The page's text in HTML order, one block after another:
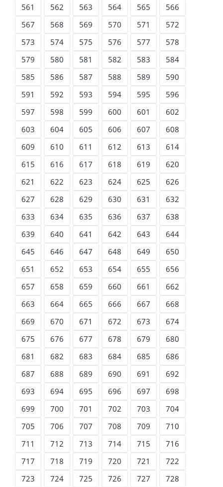
561
562 563 564 565
566
567
568 569 570 571
572
573
574 575 576 577
578
579
580 581 582 583
584
585
586 587 588 589
590
591
592 593 594 595
596
597
598 599 600 601
602
603
604 605 606 607
608
609
610 611 612 613
614
615
616 617 618 619
620
621
622 623 624 625
626
627
628 629 630 631
632
633
634 635 636 637
638
639
640 641 642 643
644
645
646 647 648 649
650
651
652 653 654 655
656
657
658 659 660 661
662
663
664 665 666 667
668
669
670 671 672 673
674
675
676 677 678 679
680
681
682 683 684 685
686
687
688 689 690 691
692
693
694 695 696 697
698
699
700 701 702 703
704
705
706 707 708 709
710
711
712 713 714 715
716
717
718 719 720 721
722
723
724 725 726 727
728